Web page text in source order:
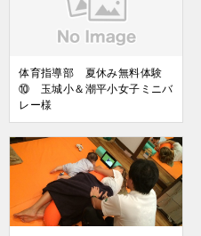
体育指導部 夏休み無料体験
⑩ 玉城小＆潮平小女子ミニバ
レー様